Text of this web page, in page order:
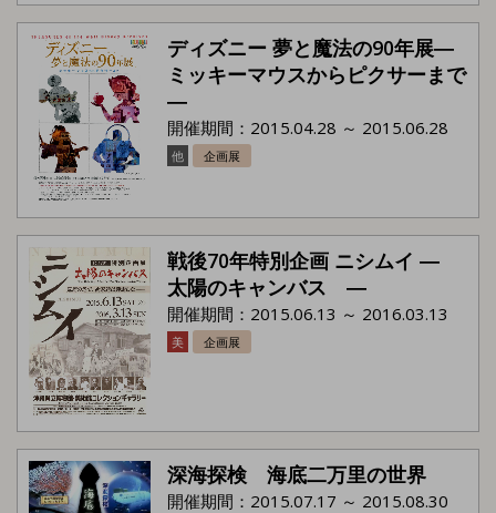
ディズニー 夢と魔法の90年展―
ミッキーマウスからピクサーまで
―
開催期間：2015.04.28 ～ 2015.06.28
他 企画展
戦後70年特別企画 ニシムイ ―
太陽のキャンバス ―
開催期間：2015.06.13 ～ 2016.03.13
美 企画展
深海探検 海底二万里の世界
開催期間：2015.07.17 ～ 2015.08.30